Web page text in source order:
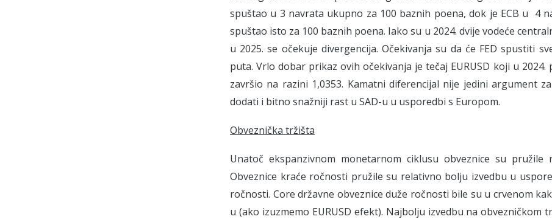
spuštao u 3 navrata ukupno za 100 baznih poena, dok je ECB u 4
spuštao isto za 100 baznih poena. Iako su u 2024. dvije vodeće
u 2025. se očekuje divergencija. Očekivanja su da će FED spustiti
puta. Vrlo dobar prikaz ovih očekivanja je tečaj EURUSD koji u 2024.
završio na razini 1,0353. Kamatni diferencijal nije jedini argument
dodati i bitno snažniji rast u SAD-u u usporedbi s Europom.
Obveznička tržišta
Unatoč ekspanzivnom monetarnom ciklusu obveznice su pružile
Obveznice kraće ročnosti pružile su relativno bolju izvedbu u
ročnosti. Core državne obveznice duže ročnosti bile su u crvenom
u (ako izuzmemo EURUSD efekt). Najbolju izvedbu na obvezničkom